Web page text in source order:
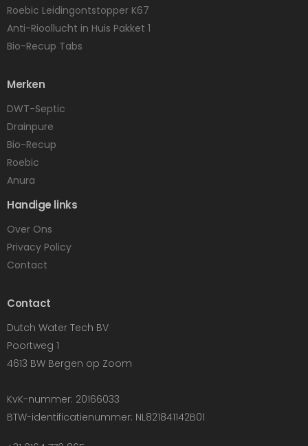
Roebic Leidingontstopper K67
Anti-Rioollucht in Huis Pakket 1
Bio-Recup Tabs
Merken
DWT-Septic
Drainpure
Bio-Recup
Roebic
Anura
Handige links
Over Ons
Privacy Policy
Contact
Contact
Dutch Water Tech BV
Poortweg 1
4613 BW Bergen op Zoom
KvK-nummer: 20166033
BTW-identificatienummer: NL821841142B01